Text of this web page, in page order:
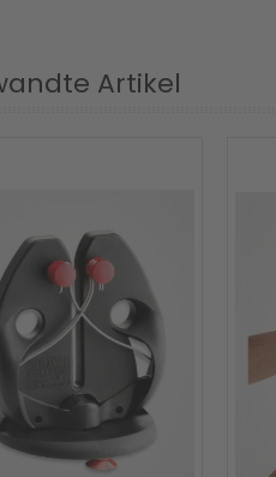
Artikel